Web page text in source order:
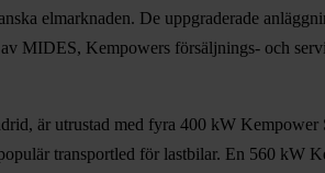
elmarknaden. De uppgraderade
MIDES, Kempowers försäljnings- och
är utrustad med fyra 400 kW
transportled för lastbilar. En 560 kW